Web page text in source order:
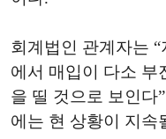
회계법인 관계자는
에서 매입이 다소 부
을 띨 것으로 보인다
에는 현 상황이 지속